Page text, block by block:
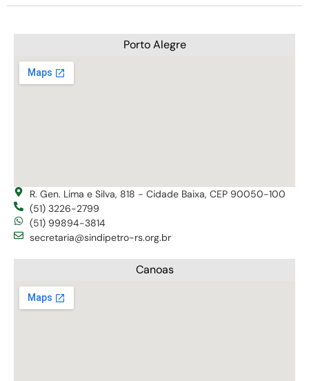
Porto Alegre
R. Gen. Lima e Silva, 818 - Cidade Baixa, CEP 90050-100
(51) 3226-2799
(51) 99894-3814
secretaria@sindipetro-rs.org.br
Canoas